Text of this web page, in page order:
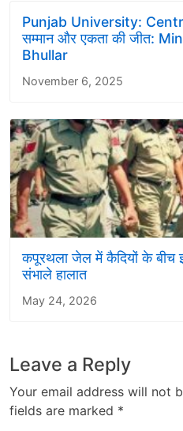
Punjab University:
सम्मान और एकता की जीत:
Bhullar
November 6, 2025
कपूरथला जेल में कैदियों के
संभाले हालात
May 24, 2026
Leave a Reply
Your email address will not
fields are marked *